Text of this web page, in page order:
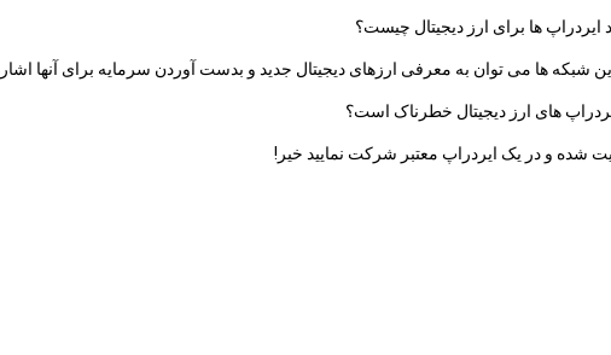
ها برای ارز دیجیتال چیست؟
شبکه ها می توان به معرفی ارزهای دیجیتال جدید و بدست آوردن سرمایه برای آنها
های ارز دیجیتال خطرناک است؟
شده و در یک ایردراپ معتبر شرکت نمایید خیر!